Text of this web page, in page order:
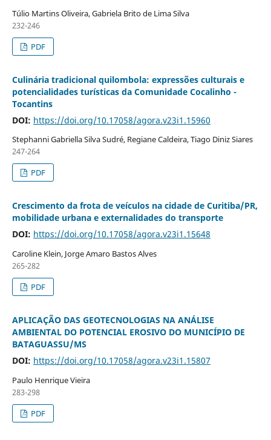
Túlio Martins Oliveira, Gabriela Brito de Lima Silva
232-246
PDF
Culinária tradicional quilombola: expressões culturais e
potencialidades turísticas da Comunidade Cocalinho -
Tocantins
DOI: https://doi.org/10.17058/agora.v23i1.15960
Stephanni Gabriella Silva Sudré, Regiane Caldeira, Tiago Diniz Siares
247-264
PDF
Crescimento da frota de veículos na cidade de Curitiba/PR,
mobilidade urbana e externalidades do transporte
DOI: https://doi.org/10.17058/agora.v23i1.15648
Caroline Klein, Jorge Amaro Bastos Alves
265-282
PDF
APLICAÇÃO DAS GEOTECNOLOGIAS NA ANÁLISE
AMBIENTAL DO POTENCIAL EROSIVO DO MUNICÍPIO DE
BATAGUASSU/MS
DOI: https://doi.org/10.17058/agora.v23i1.15807
Paulo Henrique Vieira
283-298
PDF